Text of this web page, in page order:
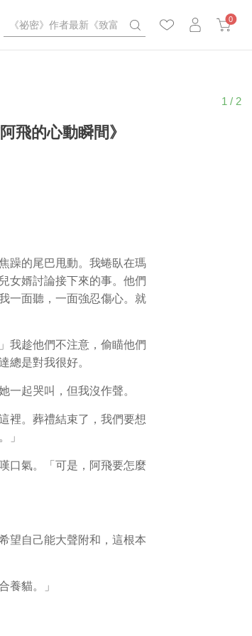
0
1 / 2
飛的心動瞬間》
躁的尾巴甩動。我蜷臥在瑪
女婿討論接下來的事。他們
一面聽，一面強忍傷心。就
我趁他們不注意，偷瞄他們
總是對我很好。
一起哭叫，但我沒作聲。
裡。葬禮結束了，我們要想
」
口氣。「可是，阿飛要怎麼
望自己能大聲附和，這根本
養貓。」